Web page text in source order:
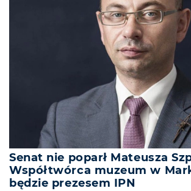
Senat nie poparł Mateusza
Współtwórca muzeum w
będzie prezesem IPN